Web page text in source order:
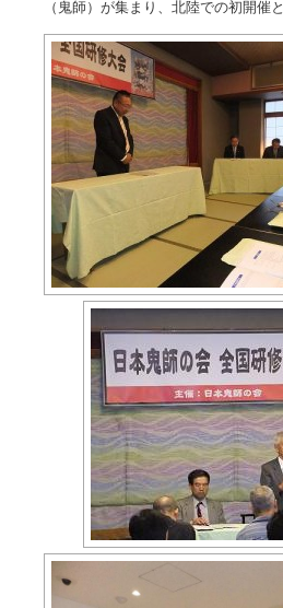
（鬼師）が集まり、北陸での初開催